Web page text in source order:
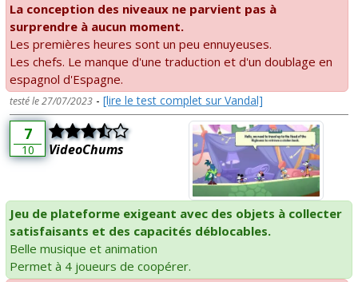
La conception des niveaux ne parvient pas à
surprendre à aucun moment.
Les premières heures sont un peu ennuyeuses.
Les chefs. Le manque d'une traduction et d'un doublage en
espagnol d'Espagne.
testé le 27/07/2023 - [lire le test complet sur Vandal]
7
10 VideoChums
Jeu de plateforme exigeant avec des objets à collecter
satisfaisants et des capacités déblocables.
Belle musique et animation
Permet à 4 joueurs de coopérer.